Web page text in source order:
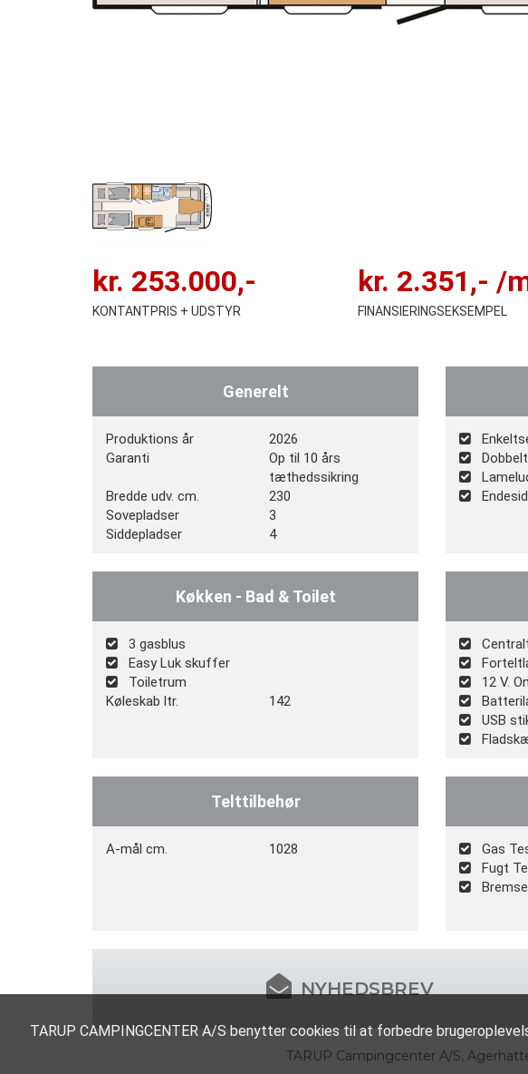
kr. 253.000,-
KONTANTPRIS + UDSTYR
kr. 2.351,- /
FINANSIERINGSEKSEMPEL
Generelt
Produktions år
2026
Garanti
Op til 10 års
tæthedssikring
Bredde udv. cm.
230
Sovepladser
3
Siddepladser
4
Køkken - Bad & Toilet
3 gasblus
Easy Luk skuffer
Toiletrum
Køleskab ltr.
142
12 V.
USB
Telttilbehør
A-mål cm. 1028
Gas
Fugt
NYHEDSBREV
TARUP Campingcenter A/S,
TARUP CAMPINGCENTER A/S benytter cookies til at forbedre